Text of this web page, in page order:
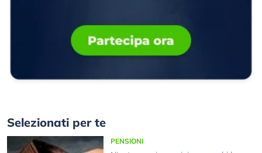
Selezionati per te
PENSIONI